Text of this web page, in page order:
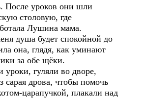
После уроков они шли
столовую, где
Лушина мама.
душа будет спокойной до
она, глядя, как уминают
за обе щёки.
уроки, гуляли во дворе,
сарая дрова, чтобы помочь
царапучкой, плакали над